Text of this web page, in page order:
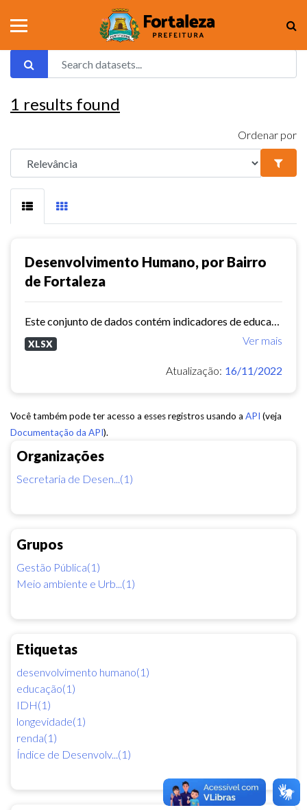
Organizações
Secretaria de Desen...(1)
Grupos
Gestão Pública(1)
Meio ambiente e Urb...(1)
Etiquetas
desenvolvimento humano(1)
educação(1)
IDH(1)
longevidade(1)
renda(1)
Índice de Desenvolv...(1)
1 results found
Ordenar por
Desenvolvimento Humano, por Bairro
de Fortaleza
Ver mais
XLSX
Atualização: 16/11/2022
Você também pode ter acesso a esses registros usando a API (veja
Documentação da API).